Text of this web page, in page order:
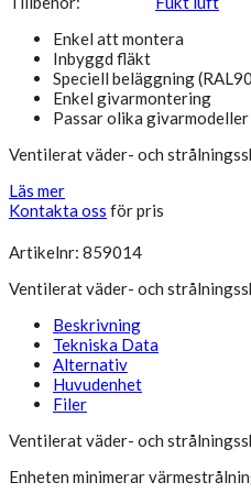
Enkel att montera
Inbyggd fläkt
Speciell beläggning
Enkel givarmontering
Passar olika givarmodeller
Ventilerat väder- och
Läs mer
Kontakta oss för pris
Artikelnr: 859014
Ventilerat väder- och
Beskrivning
Tekniska Data
Alternativ
Huvudenhet
Filer
Ventilerat väder- och
Enheten minimerar